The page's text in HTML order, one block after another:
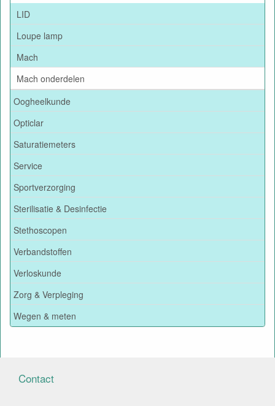
LID
Loupe lamp
Mach
Mach onderdelen
Oogheelkunde
Opticlar
Saturatiemeters
Service
Sportverzorging
Sterilisatie & Desinfectie
Stethoscopen
Verbandstoffen
Verloskunde
Zorg & Verpleging
Wegen & meten
Contact